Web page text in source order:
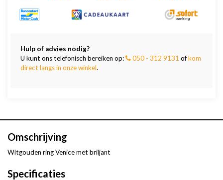
Hulp of advies nodig?
U kunt ons telefonisch bereiken op:
050 - 312 9131 ofkom
direct langs in onze winkel.
Omschrijving
Witgouden ring Venice met briljant
Specificaties